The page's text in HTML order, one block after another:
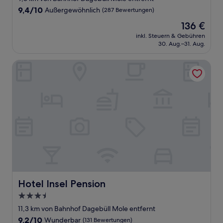
9.4
9,4/10 Außergewöhnlich (287 Bewertungen)
Der
Preis
beträgt
136 €
inkl. Steuern & Gebühren
30. Aug.–31. Aug.
Hotel Insel Pension
Hotel Insel Pension
3.5-
Sterne-
Unterkunft
11,3 km von Bahnhof Dagebüll Mole entfernt
9.2
9,2/10 Wunderbar (131 Bewertungen)